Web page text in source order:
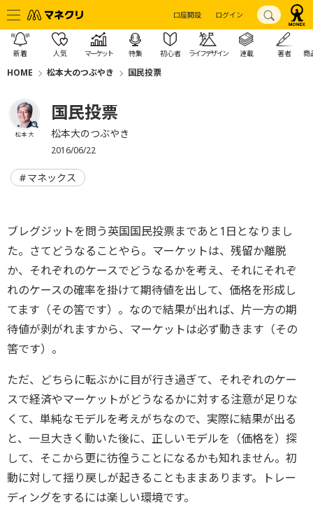
口座開設 ログイン
新着 人気 マーケット 特集 初心者 ライフデザイン 連載 著者 商
HOME 松本大のつぶやき 国民投票
松本 大
国民投票
松本大のつぶやき
2016/06/22
マネックス
ブレグジットを問う英国国民投票まであと1日となりまし
た。さてどうなることやら。マーケットは、残留か離脱
か、それぞれのケースでどうなるかを考え、それにそれぞ
れのケースの確率を掛けて期待値を出して、価格を形成し
てます（その筈です）。なので結果が出れば、片一方の期
待値が剥がれますから、マーケットは必ず動きます（その
筈です）。
ただ、どちらに転ぶかに目が行き過ぎて、それぞれのケー
スで経済やマーケットがどうなるかに対する注意が足りな
くて、単純なモデルを考えがちなので、実際に結果が出る
と、一旦大きく動いた後に、正しいモデルを（価格を）探
して、そこから更に彷徨うことになるかも知れません。初
動に対して揺り戻しが起きることもままあります。トレー
ディングをするには楽しい環境です。